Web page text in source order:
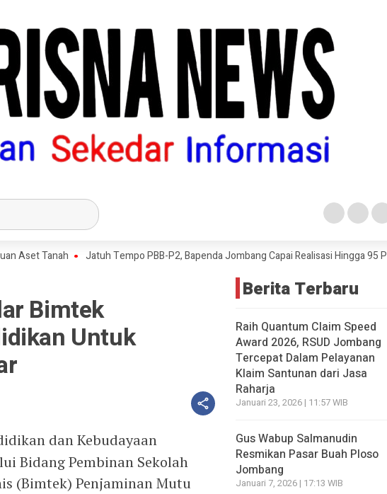
Tanah Jatuh Tempo PBB-P2, Bapenda Jombang Capai Realisasi Hingga 95 Persen
Bimtek
Untuk
dan Kebudayaan
Bidang Pembinan Sekolah
(Bimtek) Penjaminan Mutu
Berita Terbaru
Raih Quantum Claim Speed
Award 2026, RSUD Jombang
Tercepat Dalam Pelayanan
Klaim Santunan dari Jasa
Raharja
Januari 23, 2026 | 11:57 WIB
Gus Wabup Salmanudin
Resmikan Pasar Buah Ploso
Jombang
Januari 7, 2026 | 17:13 WIB